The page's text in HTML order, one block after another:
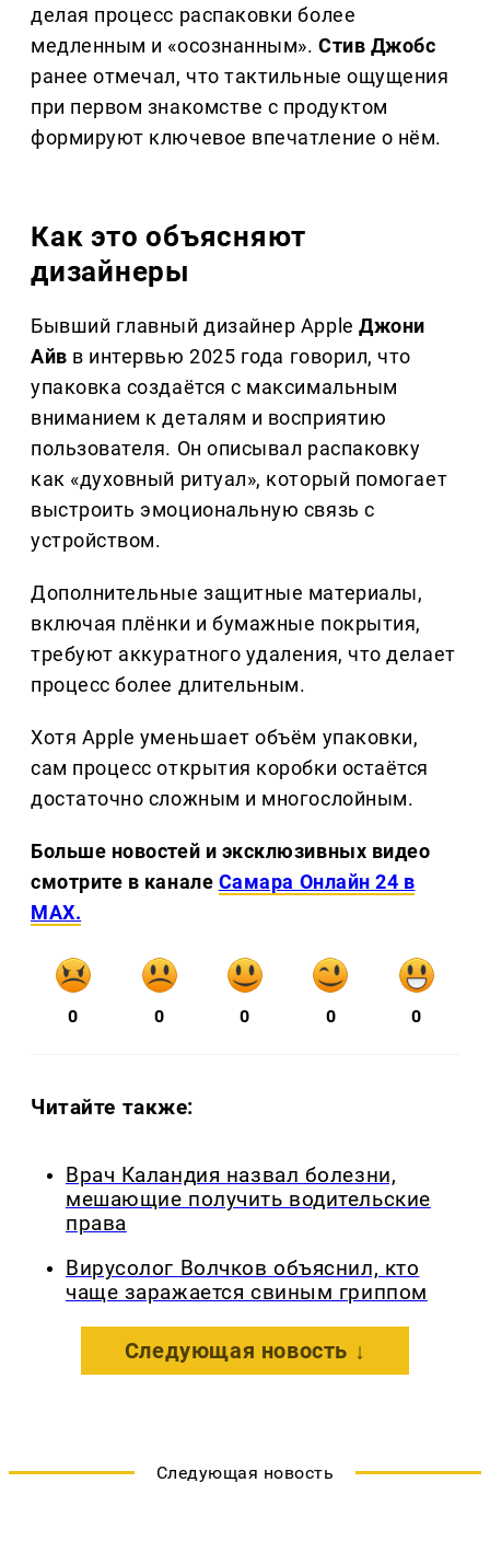
делая процесс распаковки более
медленным и «осознанным».Стив Джобс
ранее отмечал, что тактильные ощущения
при первом знакомстве с продуктом
формируют ключевое впечатление о нём.
Как это объясняют
дизайнеры
Бывший главный дизайнер AppleДжони
Айв в интервью 2025 года говорил, что
упаковка создаётся с максимальным
вниманием к деталям и восприятию
пользователя. Он описывал распаковку
как «духовный ритуал», который помогает
выстроить эмоциональную связь с
устройством.
Дополнительные защитные материалы,
включая плёнки и бумажные покрытия,
требуют аккуратного удаления, что делает
процесс более длительным.
Хотя Apple уменьшает объём упаковки,
сам процесс открытия коробки остаётся
достаточно сложным и многослойным.
Больше новостей и эксклюзивных видео
смотрите в канале Самара Онлайн 24 в
MAX.
0 0 0 0 0
Читайте также:
Врач Каландия назвал болезни,
мешающие получить водительские
права
Вирусолог Волчков объяснил, кто
чаще заражается свиным гриппом
Следующая новость ↓
Следующая новость